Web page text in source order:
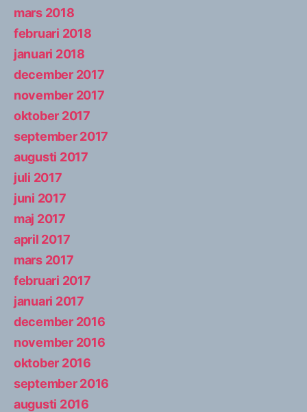
mars 2018
februari 2018
januari 2018
december 2017
november 2017
oktober 2017
september 2017
augusti 2017
juli 2017
juni 2017
maj 2017
april 2017
mars 2017
februari 2017
januari 2017
december 2016
november 2016
oktober 2016
september 2016
augusti 2016